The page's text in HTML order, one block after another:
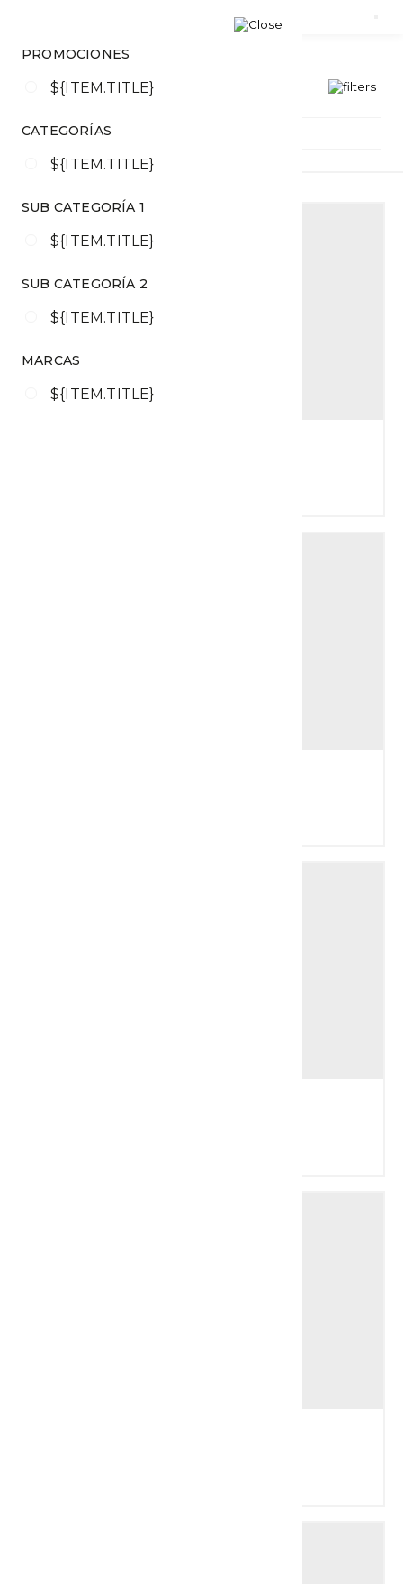
PRODUCTOS
PROMOCIONES
${ITEM.TITLE}
CATEGORÍAS
${ITEM.TITLE}
SUB CATEGORÍA 1
${ITEM.TITLE}
SUB CATEGORÍA 2
${ITEM.TITLE}
MARCAS
${ITEM.TITLE}